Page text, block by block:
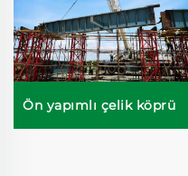
Ön yapımlı çelik köprü